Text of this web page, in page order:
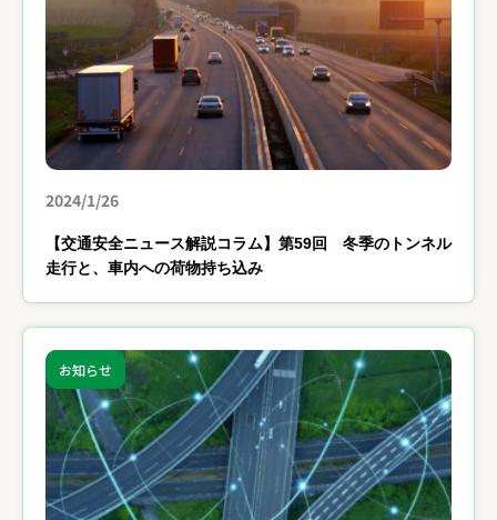
2024/1/26
【交通安全ニュース解説コラム】第59回 冬季のトンネル
走行と、車内への荷物持ち込み
お知らせ